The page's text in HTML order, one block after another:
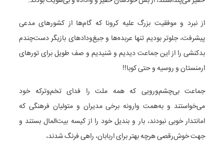
از نبرد و موفقیت بزرگ علیه کرونا که گام‌ها از کشورهای مدعی
پیشرفت، جلوتر بودیم تنها عربده‌ها و جیغ‌ودادهای بازیگر دست‌چندم
بدکنشی را از این جماعت دیدیم و شنیدیم و صف طویل برای تورهای
ارمنستان و روسیه و حتی کوبا!!
جماعت بی‌چشم‌ورویی که همه ملت را فدای تخم‌وترکه خود
می‌خواستند و به‌همت وارونه برخی مدیران و متولیان فرهنگی که
امانتدار خوبی نبودند، بار و ‌بندیل خود را از کیسه بیت‌المال بستند و
جهت خوش‌رقصی هرچه بهتر برای اربابان، راهی فرنگ شدند،